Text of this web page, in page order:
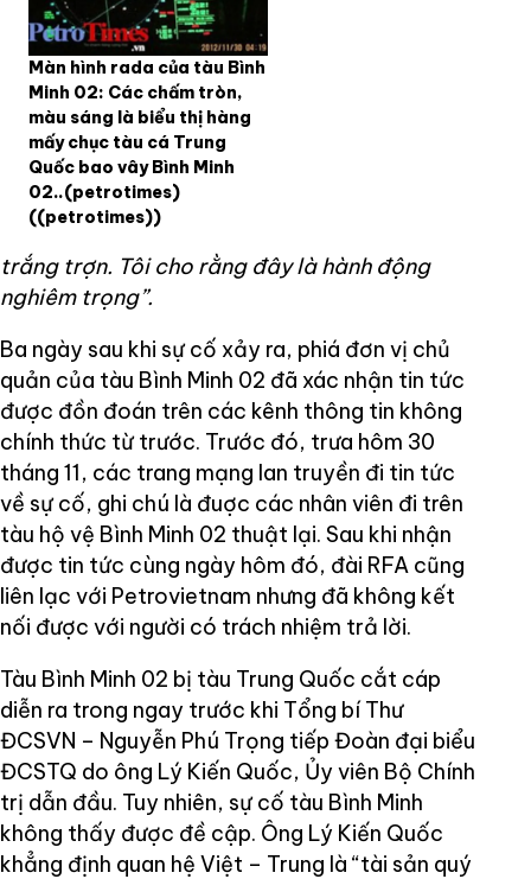
Màn hình rada của tàu Bình
Minh 02: Các chấm tròn,
màu sáng là biểu thị hàng
mấy chục tàu cá Trung
Quốc bao vây Bình Minh
02..(petrotimes)
((petrotimes))
trắng trợn. Tôi cho rằng đây là hành động
nghiêm trọng”.
Ba ngày sau khi sự cố xảy ra, phiá đơn vị chủ
quản của tàu Bình Minh 02 đã xác nhận tin tức
được đồn đoán trên các kênh thông tin không
chính thức từ trước. Trước đó, trưa hôm 30
tháng 11, các trang mạng lan truyền đi tin tức
về sự cố, ghi chú là đuợc các nhân viên đi trên
tàu hộ vệ Bình Minh 02 thuật lại. Sau khi nhận
được tin tức cùng ngày hôm đó, đài RFA cũng
liên lạc với Petrovietnam nhưng đã không kết
nối được với người có trách nhiệm trả lời.
Tàu Bình Minh 02 bị tàu Trung Quốc cắt cáp
diễn ra trong ngay trước khi Tổng bí Thư
ĐCSVN – Nguyễn Phú Trọng tiếp Đoàn đại biểu
ĐCSTQ do ông Lý Kiến Quốc, Ủy viên Bộ Chính
trị dẫn đầu. Tuy nhiên, sự cố tàu Bình Minh
không thấy được đề cập. Ông Lý Kiến Quốc
khẳng định quan hệ Việt – Trung là “tài sản quý